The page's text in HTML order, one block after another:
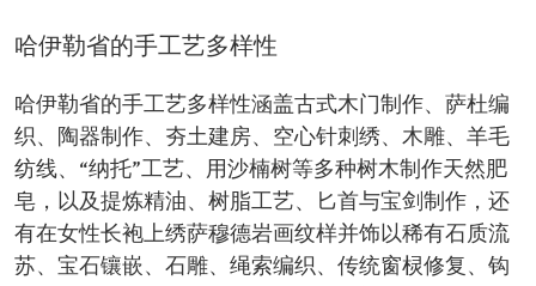
哈伊勒省的手工艺多样性
哈伊勒省的手工艺多样性涵盖古式木门制作、萨杜编
织、陶器制作、夯土建房、空心针刺绣、木雕、羊毛
纺线、“纳托”工艺、用沙楠树等多种树木制作天然肥
皂，以及提炼精油、树脂工艺、匕首与宝剑制作，还
有在女性长袍上绣萨穆德岩画纹样并饰以稀有石质流
苏、宝石镶嵌、石雕、绳索编织、传统窗棂修复、钩